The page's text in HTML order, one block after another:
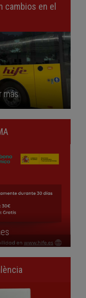
cambios en el
más